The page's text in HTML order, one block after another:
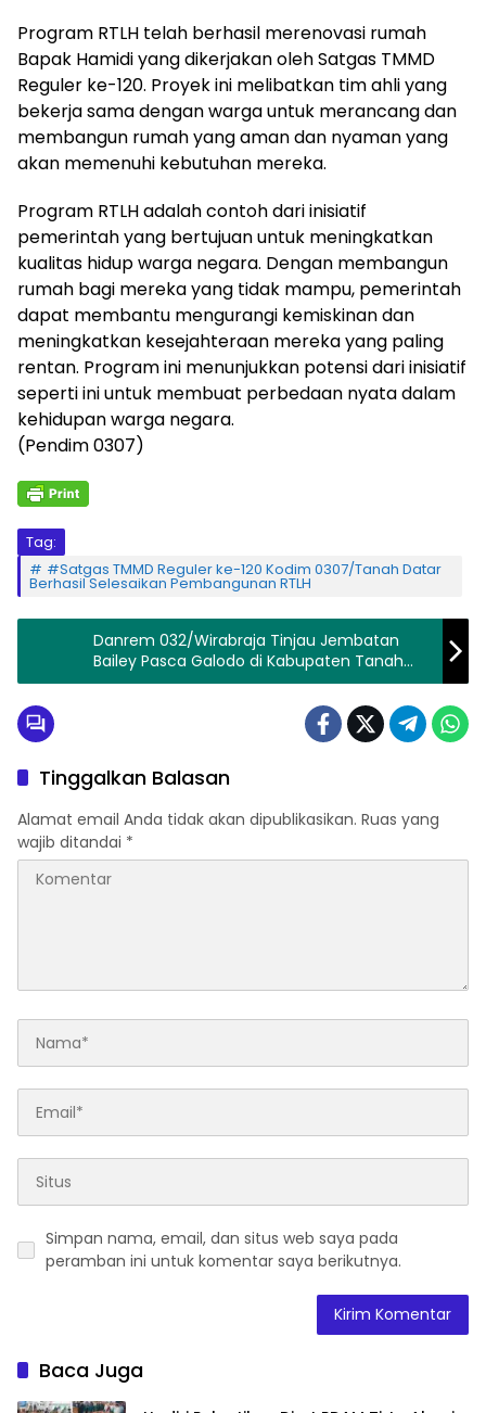
Program RTLH telah berhasil merenovasi rumah
Bapak Hamidi yang dikerjakan oleh Satgas TMMD
Reguler ke-120. Proyek ini melibatkan tim ahli yang
bekerja sama dengan warga untuk merancang dan
membangun rumah yang aman dan nyaman yang
akan memenuhi kebutuhan mereka.
Program RTLH adalah contoh dari inisiatif
pemerintah yang bertujuan untuk meningkatkan
kualitas hidup warga negara. Dengan membangun
rumah bagi mereka yang tidak mampu, pemerintah
dapat membantu mengurangi kemiskinan dan
meningkatkan kesejahteraan mereka yang paling
rentan. Program ini menunjukkan potensi dari inisiatif
seperti ini untuk membuat perbedaan nyata dalam
kehidupan warga negara.
(Pendim 0307)
Tag:
#Satgas TMMD Reguler ke-120 Kodim 0307/Tanah Datar
Berhasil Selesaikan Pembangunan RTLH
Danrem 032/Wirabraja Tinjau Jembatan
Bailey Pasca Galodo di Kabupaten Tanah
Datar
Tinggalkan Balasan
Alamat email Anda tidak akan dipublikasikan. Ruas yang
wajib ditandai *
Simpan nama, email, dan situs web saya pada
peramban ini untuk komentar saya berikutnya.
Baca Juga